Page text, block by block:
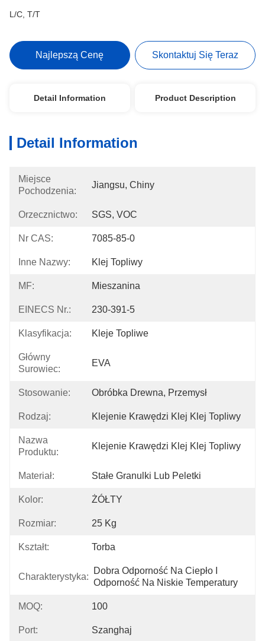
L/C, T/T
Najlepszą Cenę Skontaktuj Się Teraz
Detail Information Product Description
Detail Information
Miejsce
Pochodzenia:
Jiangsu, Chiny
Orzecznictwo: SGS, VOC
Nr CAS: 7085-85-0
Inne Nazwy: Klej Topliwy
MF: Mieszanina
EINECS Nr.: 230-391-5
Klasyfikacja: Kleje Topliwe
Główny
Surowiec:
EVA
Stosowanie: Obróbka Drewna, Przemysł
Rodzaj: Klejenie Krawędzi Klej Klej Topliwy
Nazwa
Produktu:
Klejenie Krawędzi Klej Klej Topliwy
Materiał: Stałe Granulki Lub Peletki
Kolor: ŻÓŁTY
Rozmiar: 25 Kg
Kształt: Torba
Charakterystyka:
Dobra Odporność Na Ciepło I
Odporność Na Niskie Temperatury
MOQ: 100
Port: Szanghaj